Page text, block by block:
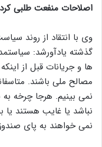
اصلاحات منفعت طلبی کرد
وی با انتقاد از روند
گذشته یادآورشد:
ها و جریانات قبل از
مصالح ملی باشند.
نمی بینیم. هرجا چرخه
نباشد یا غایب هستند یا
نمی خواهند به پای